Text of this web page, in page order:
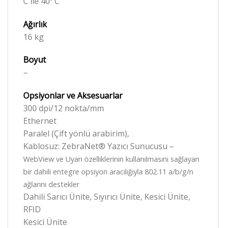
Ağırlık
16 kg
Boyut
–
Opsiyonlar ve Aksesuarlar
300 dpi/12 nokta/mm
Ethernet
Paralel (Çift yönlü arabirim),
Kablosuz: ZebraNet® Yazıcı Sunucusu –
WebView ve Uyarı özelliklerinin kullanılmasını sağlayan
bir dahili entegre opsiyon aracılığıyla 802.11 a/b/g/n
ağlarını destekler
Dahili Sarıcı Ünite, Sıyırıcı Ünite, Kesici Ünite,
RFID
Kesici Ünite